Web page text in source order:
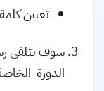
تعيين كلمة
سوف تتلقى
الدورة